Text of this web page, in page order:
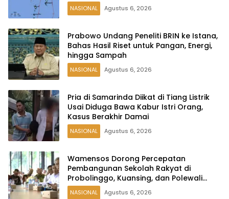
NASIONAL Agustus 6, 2026
Prabowo Undang Peneliti BRIN ke Istana,
Bahas Hasil Riset untuk Pangan, Energi,
hingga Sampah
NASIONAL Agustus 6, 2026
Pria di Samarinda Diikat di Tiang Listrik
Usai Diduga Bawa Kabur Istri Orang,
Kasus Berakhir Damai
NASIONAL Agustus 6, 2026
Wamensos Dorong Percepatan
Pembangunan Sekolah Rakyat di
Probolinggo, Kuansing, dan Polewali
Mandar
NASIONAL Agustus 6, 2026